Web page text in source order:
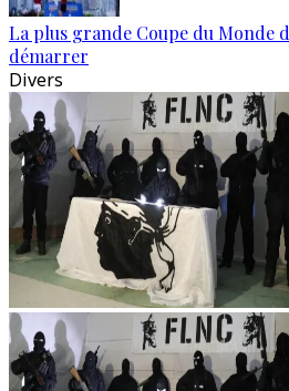
La plus grande Coupe du Monde
démarrer
Divers